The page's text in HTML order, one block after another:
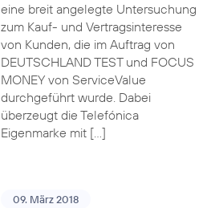
eine breit angelegte Untersuchung
zum Kauf- und Vertragsinteresse
von Kunden, die im Auftrag von
DEUTSCHLAND TEST und FOCUS
MONEY von ServiceValue
durchgeführt wurde. Dabei
überzeugt die Telefónica
Eigenmarke mit […]
09. März 2018